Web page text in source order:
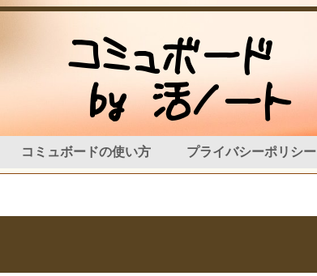
コミュボードの使い方 プライバシーポリシー